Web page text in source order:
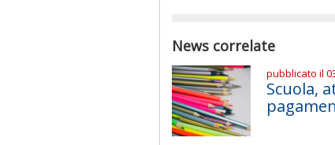
News correlate
pubblicato il
Scuola,